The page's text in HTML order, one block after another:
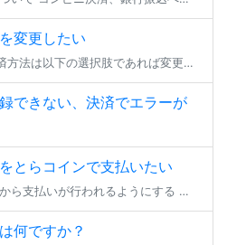
変更したい
有料プランの次月以降の決済方法は以下の選択肢であれば変更が可能です。 各手順でお支払い方法のご変更をいただき、期日までにお支払いいただければ、プランの継続加入が可能となります。 ※現在加入いただいているプランから退会する […]
できない、決済でエラーが
とらコインで支払いたい
目次 毎月自動でとらコインから支払いが行われるようにする 一時的にとらコインでのプラン継続支払いを行う 毎月自動でとらコインから支払いが行われるようにする 有料プランの継続会費をとらコインでお支払い頂く場合、事前にとらコ […]
何ですか？